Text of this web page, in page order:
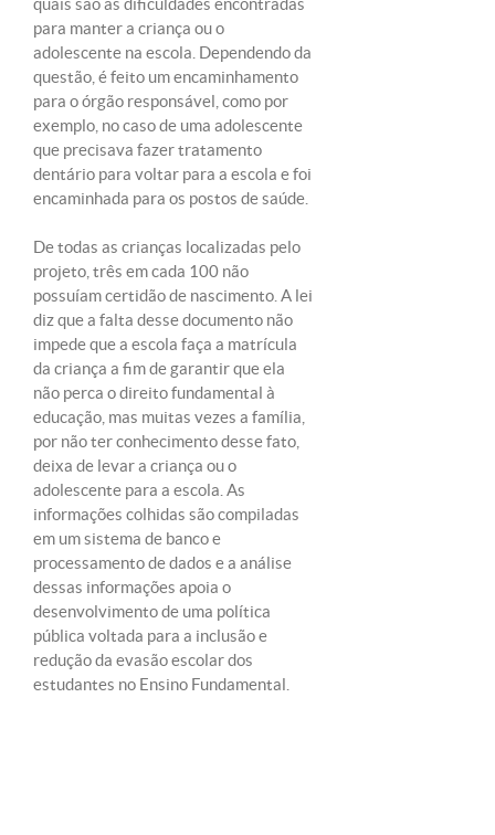
para manter a criança ou o
adolescente na escola. Dependendo da
questão, é feito um encaminhamento
para o órgão responsável, como por
exemplo, no caso de uma adolescente
que precisava fazer tratamento
dentário para voltar para a escola e foi
encaminhada para os postos de saúde.
De todas as crianças localizadas pelo
projeto, três em cada 100 não
possuíam certidão de nascimento. A lei
diz que a falta desse documento não
impede que a escola faça a matrícula
da criança a fim de garantir que ela
não perca o direito fundamental à
educação, mas muitas vezes a família,
por não ter conhecimento desse fato,
deixa de levar a criança ou o
adolescente para a escola. As
informações colhidas são compiladas
em um sistema de banco e
processamento de dados e a análise
dessas informações apoia o
desenvolvimento de uma política
pública voltada para a inclusão e
redução da evasão escolar dos
estudantes no Ensino Fundamental.